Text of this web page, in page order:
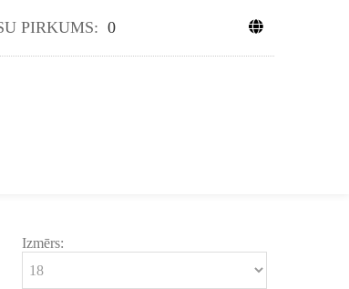
PIRKUMS: 0
Izmērs: